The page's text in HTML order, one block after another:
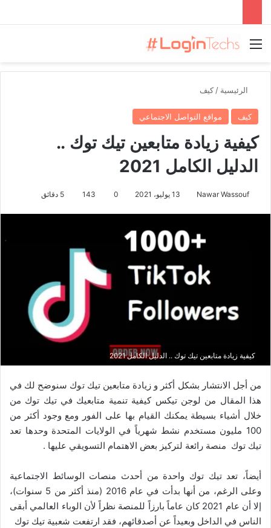
القائمة
الرئيسية /كيف
كيف مواقع التواصل الاجتماعي
كيفية زيادة متابعين تيك توك ..
الدليل الكامل 2021
Nawar Wassouf 13 يوليو، 2021 0
143
كيفية زيادة متابعين تيك توك .. الدليل الكامل 2021
من أجل الانتشار بشكل أكثر و زيادة متابعين تيك توك سنوضح لك في
هذا المقال من لوجن تيكس كيفية تنمية متابعيك في تيك توك من
خلال أشياء بسيطة يمكنك القيام بها على الفور ومع وجود أكثر من
100 مليون مستخدم نشط شهرياً في الولايات المتحدة وحدها تعد
تيك توك منصة رائعة لتركيز بعض الاهتمام التسويقي عليها .
أيضاً، تعد تيك توك واحدة من أحدث منصات الوسائط الاجتماعية
وعلى الرغم، من أنها بدأت في عام 2016 (منذ أكثر من 5 سنوات)،
إلا أن عام 2021 كان عاماً بارزاً للمنصة نظراً لأن الوباء العالمي أبقى
الناس في الداخل وبعيداً عن أصدقائهم، فقد ارتفعت شعبية تيك توك